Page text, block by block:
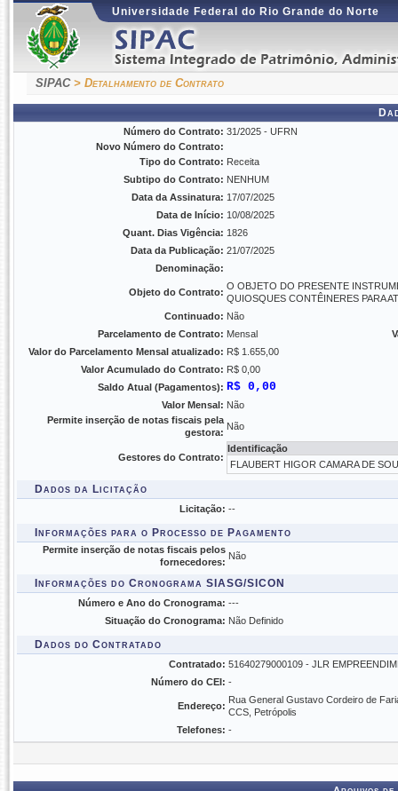
Universidade Federal do Rio Grande do Norte
SIPAC> Detalhamento de Contrato
Número do Contrato: 31/2025 - UFRN
Novo Número do Contrato:
Tipo do Contrato: Receita
Subtipo do Contrato: NENHUM
Data da Assinatura: 17/07/2025
Data de Início: 10/08/2025
Quant. Dias Vigência: 1826
Data da Publicação: 21/07/2025
Denominação:
Objeto do Contrato:
O OBJETO DO PRESENTE
QUIOSQUES CONTÊINERES PARA
Continuado: Não
Parcelamento de Contrato: Mensal
Valor do Parcelamento Mensal atualizado: R$ 1.655,00
Valor Acumulado do Contrato: R$ 0,00
Saldo Atual (Pagamentos): R$ 0,00
Valor Mensal: Não
Permite inserção de notas fiscais pela
gestora:
Não
Gestores do Contrato:
Identificação
FLAUBERT HIGOR CAMARA DE
Dados da Licitação
Licitação: --
Informações para o Processo de Pagamento
Permite inserção de notas fiscais pelos
fornecedores:
Não
Informações do Cronograma SIASG/SICON
Número e Ano do Cronograma: ---
Situação do Cronograma: Não Definido
Dados do Contratado
Contratado: 51640279000109 - JLR
Número do CEI: -
Endereço:
Rua General Gustavo Cordeiro de
CCS, Petrópolis
Telefones: -